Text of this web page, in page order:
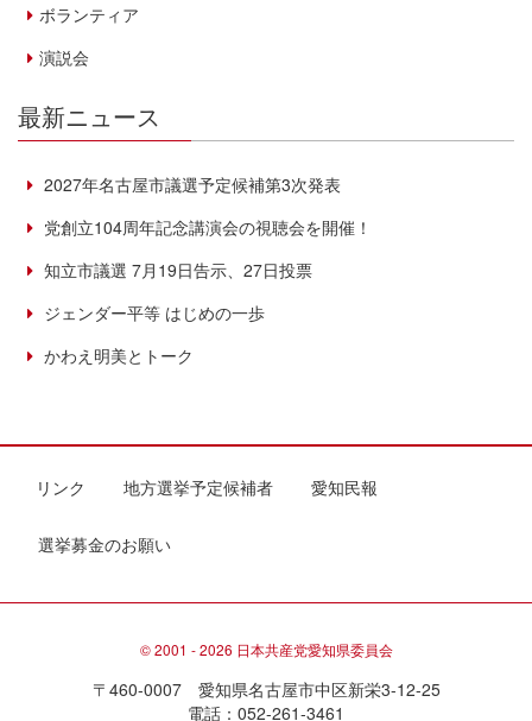
ボランティア
演説会
最新ニュース
2027年名古屋市議選予定候補第3次発表
党創立104周年記念講演会の視聴会を開催！
知立市議選 7月19日告示、27日投票
ジェンダー平等 はじめの一歩
かわえ明美とトーク
リンク 地方選挙予定候補者 愛知民報
選挙募金のお願い
© 2001 - 2026 日本共産党愛知県委員会
〒460-0007 愛知県名古屋市中区新栄3-12-25
電話：052-261-3461